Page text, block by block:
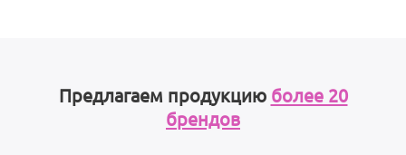
Предлагаем продукцию более 20
брендов